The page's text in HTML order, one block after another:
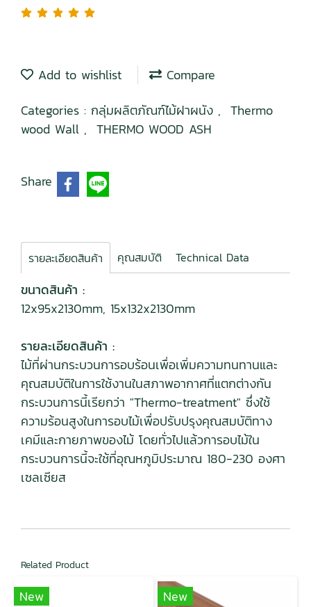
Add to wishlist
Compare
Categories : กลุ่มผลิตภัณฑ์ไม้ฝาผนัง , Thermo
wood Wall , THERMO WOOD ASH
Share
รายละเอียดสินค้า คุณสมบัติ Technical Data
ขนาดสินค้า :
12x95x2130mm, 15x132x2130mm
รายละเอียดสินค้า :
ไม้ที่ผ่านกระบวนการอบร้อนเพื่อเพิ่มความทนทานและ
คุณสมบัติในการใช้งานในสภาพอากาศที่แตกต่างกัน
กระบวนการนี้เรียกว่า "Thermo-treatment" ซึ่งใช้
ความร้อนสูงในการอบไม้เพื่อปรับปรุงคุณสมบัติทาง
เคมีและกายภาพของไม้ โดยทั่วไปแล้วการอบไม้ใน
กระบวนการนี้จะใช้ที่อุณหภูมิประมาณ 180-230 องศา
เซลเซียส
Related Product
New New